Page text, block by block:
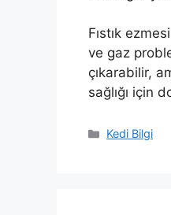
Fıstık
ve gaz
çıkarabilir,
sağlığı için
Kategoriler
Kedi Bilgi